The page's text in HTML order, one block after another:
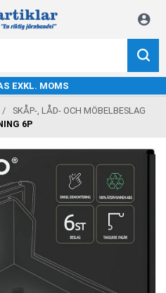
EXKL. MOMS
SKÅP-, LÅD- OCH MÖBELBESLAG
6P